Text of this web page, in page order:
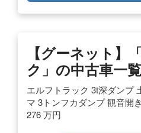
【グーネット】
ク」の中古車一
エルフトラック 3t深ダンプ
マ 3トンフカダンプ 観音開
276 万円